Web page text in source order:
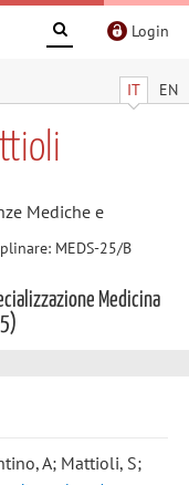
Login
IT EN
Mediche e
MEDS-25/B
Medicina
A; Mattioli, S;